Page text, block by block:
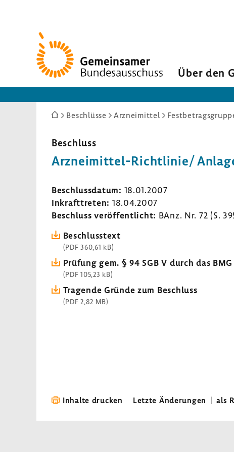
Zur
Startseite
Über den
Sie
hier:
Beschlüsse Arzneimittel
Beschluss
Arzneimittel-​Richtlinie/
Beschluss­datum: 18.01.2007
Inkraft­treten: 18.04.2007
Beschluss veröf­fent­licht: BAnz. Nr. 72 (S.
Beschluss­text
(PDF 360,61 kB)
Prüfung gem. § 94 SGB V durch das BMG
(PDF 105,23 kB)
Tragende Gründe zum Beschluss
(PDF 2,82 MB)
Inhalte drucken Letzte Änderungen | als